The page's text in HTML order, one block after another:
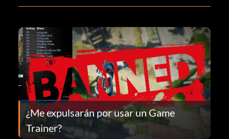
¿Me expulsarán por usar un Game
Trainer?